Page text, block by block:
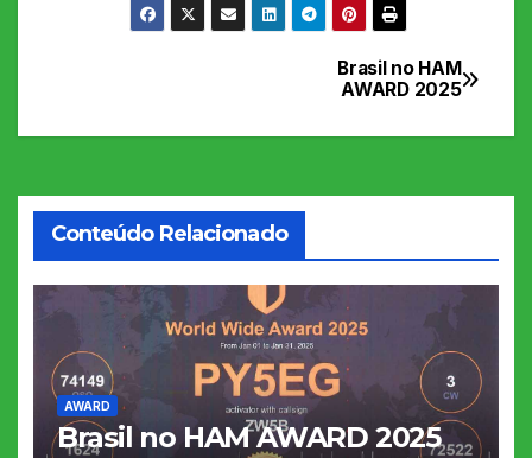
de
Brasil no HAM
AWARD 2025
Conteúdo Relacionado
AWARD
Brasil no HAM AWARD 2025